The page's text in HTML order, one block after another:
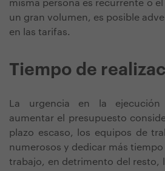
misma persona es recurrente o
un gran volumen, es posible
en las tarifas.
Tiempo de
La urgencia en la
aumentar el presupuesto
plazo escaso, los equipos de
numerosos y dedicar más
trabajo, en detrimento del resto,